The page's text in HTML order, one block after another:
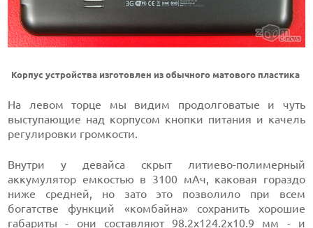
Корпус устройства изготовлен из обычного матового пластика
На левом торце мы видим продолговатые и чуть
выступающие над корпусом кнопки питания и качель
регулировки громкости.
Внутри у девайса скрыт литиево-полимерный
аккумулятор емкостью в 3100 мАч, каковая гораздо
ниже средней, но зато это позволило при всем
богатстве функций «комбайна» сохранить хорошие
габариты - они составляют 98.2х124.2х10.9 мм - и